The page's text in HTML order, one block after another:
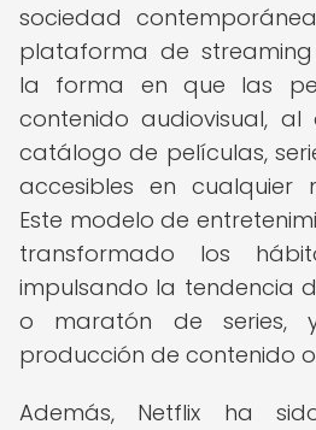
sociedad
plataforma de
la forma en que las
contenido audiovisual,
catálogo de películas,
accesibles en cualquier
Este modelo de
transformado los
impulsando la tendencia
o maratón de series,
producción de contenido
Además, Netflix ha